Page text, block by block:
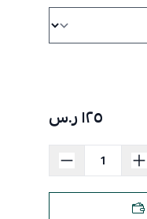
١٢٥ ر.س